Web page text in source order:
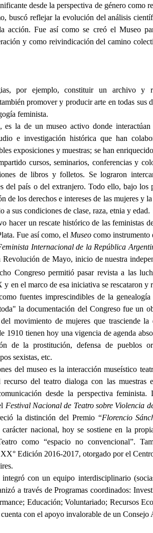
desde la perspectiva de género como
buscó reflejar la evolución del análisis
acción. Fue así como se creó el Museo
y como reivindicación del camino
por ejemplo, constituir un archivo y
promover y producir arte en todas sus
feminista.
la de un museo activo donde interactúan
e investigación histórica que han
exposiciones y muestras; se han
cursos, seminarios, conferencias y
de libros y folletos. Se lograron
del país o del extranjero. Todo ello, bajo los
los derechos e intereses de las mujeres y
a sus condiciones de clase, raza, etnia y edad.
hacer un rescate histórico de las feministas
Fue así como, el Museo como instrumento
Internacional de la República
de Mayo, inicio de nuestra
Congreso permitió pasar revista a las
en el marco de esa iniciativa se rescataron y
fuentes imprescindibles de la genealogía
la documentación del Congreso fue un
movimiento de mujeres que trasciende la
1910 tienen hoy una vigencia de agenda
de la prostitución, defensa de pueblos
sexistas, etc.
del museo es la interacción museístico
del teatro dialoga con las muestras
desde la perspectiva feminista.
Festival Nacional de Teatro sobre Violencia
la distinción del Premio “Florencio
nacional, hoy se sostiene en la
como “espacio no convencional”.
XX° Edición 2016-2017, otorgado por el
con un equipo interdisciplinario
a través de Programas coordinados:
Educación; Voluntariado; Recursos
con el apoyo invalorable de un Consejo